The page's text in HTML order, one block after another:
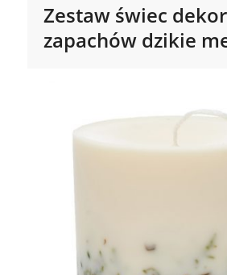
Zestaw świec
zapachów dzikie